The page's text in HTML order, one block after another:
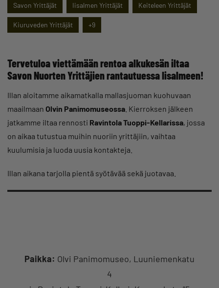
Savon Yrittäjät Iisalmen Yrittäjät Keiteleen Yrittäjät
Kiuruveden Yrittäjät +9
Tervetuloa viettämään rentoa alkukesän iltaa
Savon Nuorten Yrittäjien rantautuessa Iisalmeen!
Illan aloitamme aikamatkalla mallasjuoman kuohuvaan
maailmaan Olvin Panimomuseossa . Kierroksen jälkeen
jatkamme iltaa rennosti Ravintola Tuoppi-Kellarissa, jossa
on aikaa tutustua muihin nuoriin yrittäjiin, vaihtaa
kuulumisia ja luoda uusia kontakteja.
Illan aikana tarjolla pientä syötävää sekä juotavaa.
Paikka: Olvi Panimomuseo, Luuniemenkatu
4